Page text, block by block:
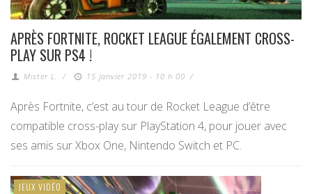
APRÈS FORTNITE, ROCKET LEAGUE ÉGALEMENT CROSS-
PLAY SUR PS4 !
Mister L. / 15 janvier 2019 - 10 h 00 /
Après Fortnite, c’est au tour de Rocket League d’être
compatible cross-play sur PlayStation 4, pour jouer avec
ses amis sur Xbox One, Nintendo Switch et PC.
JEUX VIDÉO